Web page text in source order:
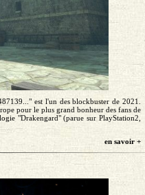
est l'un des blockbuster de 2021.
pour le plus grand bonheur des fans de
"Drakengard" (parue sur PlayStation2,
en savoir +